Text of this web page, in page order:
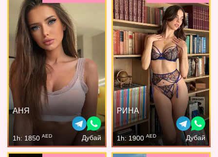
АНЯ
1h: 1850 AED Дубай
РИНА
1h: 1900 AED Дубай